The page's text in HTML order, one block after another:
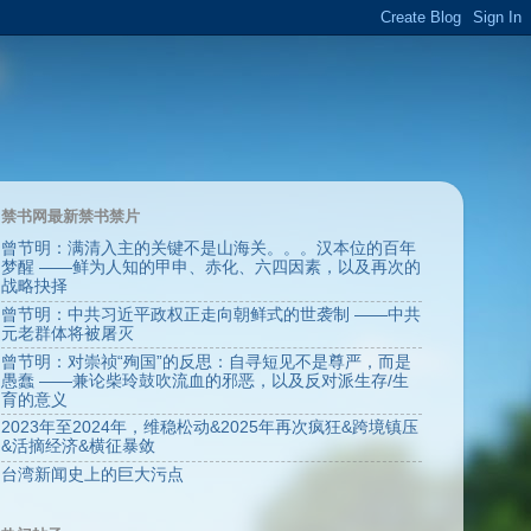
禁书网最新禁书禁片
曾节明：满清入主的关键不是山海关。。。汉本位的百年
梦醒 ——鲜为人知的甲申、赤化、六四因素，以及再次的
战略抉择
曾节明：中共习近平政权正走向朝鲜式的世袭制 ——中共
元老群体将被屠灭
曾节明：对崇祯“殉国”的反思：自寻短见不是尊严，而是
愚蠢 ——兼论柴玲鼓吹流血的邪恶，以及反对派生存/生
育的意义
2023年至2024年，维稳松动&2025年再次疯狂&跨境镇压
&活摘经济&横征暴敛
台湾新闻史上的巨大污点